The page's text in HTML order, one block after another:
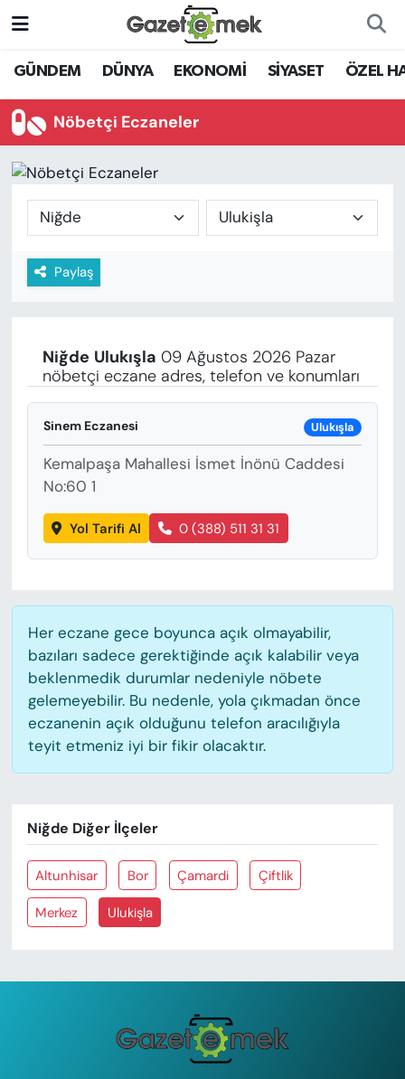
GÜNDEM DÜNYA EKONOMİ SİYASET ÖZEL
Nöbetçi Eczaneler
Paylaş
Niğde Ulukışla 09 Ağustos 2026 Pazar
nöbetçi eczane adres, telefon ve konumları
Sinem Eczanesi Ulukışla
Kemalpaşa Mahallesi İsmet İnönü Caddesi
No:60 1
Yol Tarifi Al 0 (388) 511 31 31
Her eczane gece boyunca açık olmayabilir,
bazıları sadece gerektiğinde açık kalabilir veya
beklenmedik durumlar nedeniyle nöbete
gelemeyebilir. Bu nedenle, yola çıkmadan önce
eczanenin açık olduğunu telefon aracılığıyla
teyit etmeniz iyi bir fikir olacaktır.
Niğde Diğer İlçeler
Altunhisar Bor Çamardi Çiftlik
Merkez Ulukişla
DÜNYA
EKONOMİ
YENİ MEDYADA EMEK
GAZETECİLİĞİNİ GELİŞTİRMEK
FAYDALI BİLGİLER
EĞİTİM
SAĞLIK
ÖZEL HABER
YAZAR KÖŞESİ
SİYASET
Nöbetçi Eczaneler
Hava Durumu
Trafik Durumu
Son Dakika Haberleri
Haber Arşivi